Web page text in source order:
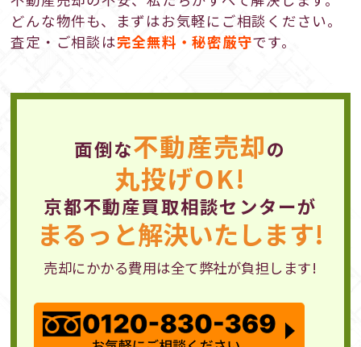
どんな物件も、まずはお気軽にご相談ください。
査定・ご相談は完全無料・秘密厳守です。
面倒な不動産売却の
丸投げOK!
京都不動産買取相談センターが
まるっと解決いたします!
売却にかかる費用は全て弊社が負担します!